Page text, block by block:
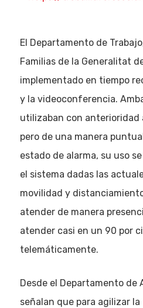
El Departamento de
Familias de la Generalitat
implementado en tiempo
y la videoconferencia.
utilizaban con anterioridad
pero de una manera
estado de alarma, su uso
el sistema dadas las
movilidad y
atender de manera
atender casi en un 90 por
telemáticamente.
Desde el Departamento de
señalan que para agilizar